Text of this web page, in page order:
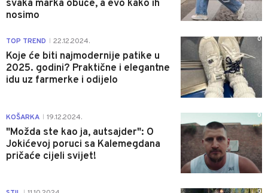
svaka marka obuće, a evo kako ih
nosimo
TOP TREND 22.12.2024.
Koje će biti najmodernije patike u
2025. godini? Praktične i elegantne
idu uz farmerke i odijelo
0
KOŠARKA 19.12.2024.
"Možda ste kao ja, autsajder": O
Jokićevoj poruci sa Kalemegdana
pričaće cijeli svijet!
0
0